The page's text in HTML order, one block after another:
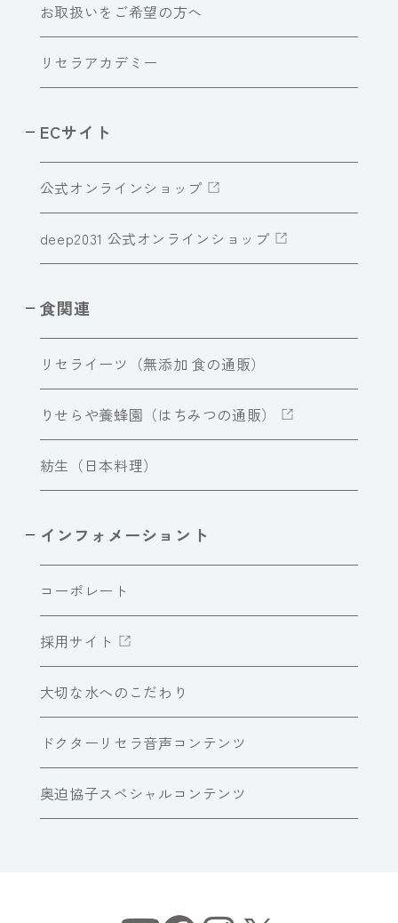
お取扱いをご希望の方へ
リセラアカデミー
ECサイト
公式オンラインショップ
deep2031 公式オンラインショップ
食関連
リセライーツ（無添加 食の通販）
りせらや養蜂園（はちみつの通販）
紡生（日本料理）
インフォメーショント
コーポレート
採用サイト
大切な水へのこだわり
ドクターリセラ音声コンテンツ
奥迫協子スペシャルコンテンツ